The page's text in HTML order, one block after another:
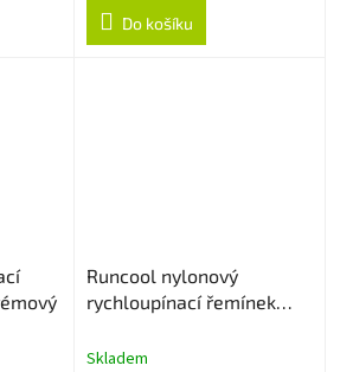
Do košíku
Runcool nylonový
rychloupínací řemínek
Skladem